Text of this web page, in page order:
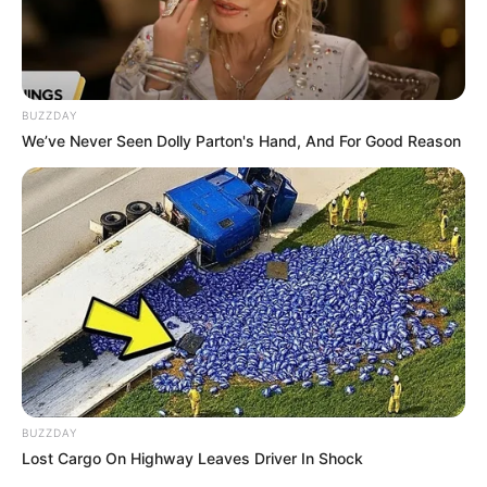
Urlaubsorte in Deutschland:
Urlaubsorte in Deutschland
ädte in Deutschland
BUZZDAY
We’ve Never Seen Dolly Parton's Hand, And For Good Reason
BUZZDAY
Lost Cargo On Highway Leaves Driver In Shock